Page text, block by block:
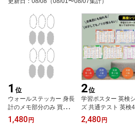
1 位
ウォールステッカー 身長
計のメモ部分のみ 買い足
し ふきだし部分 コメン
ト 記念 200×450mm 身
1,480 円
2位
学習ポスター 英検
ズ 共通テスト 英検4
検3級 英検準2級 英
英検準1級 英単語
2,480 円